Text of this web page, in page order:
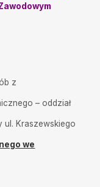
z
– oddział
ul. Kraszewskiego
we